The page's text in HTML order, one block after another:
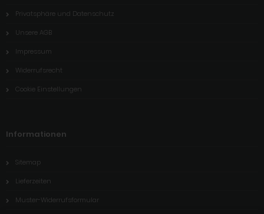
Privatsphäre und Datenschutz
Unsere AGB
Impressum
Widerrufsrecht
Cookie Einstellungen
Informationen
Sitemap
Lieferzeiten
Muster-Widerrufsformular